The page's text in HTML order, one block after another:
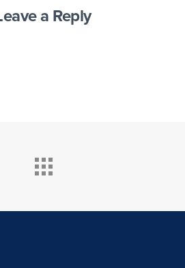
a Reply